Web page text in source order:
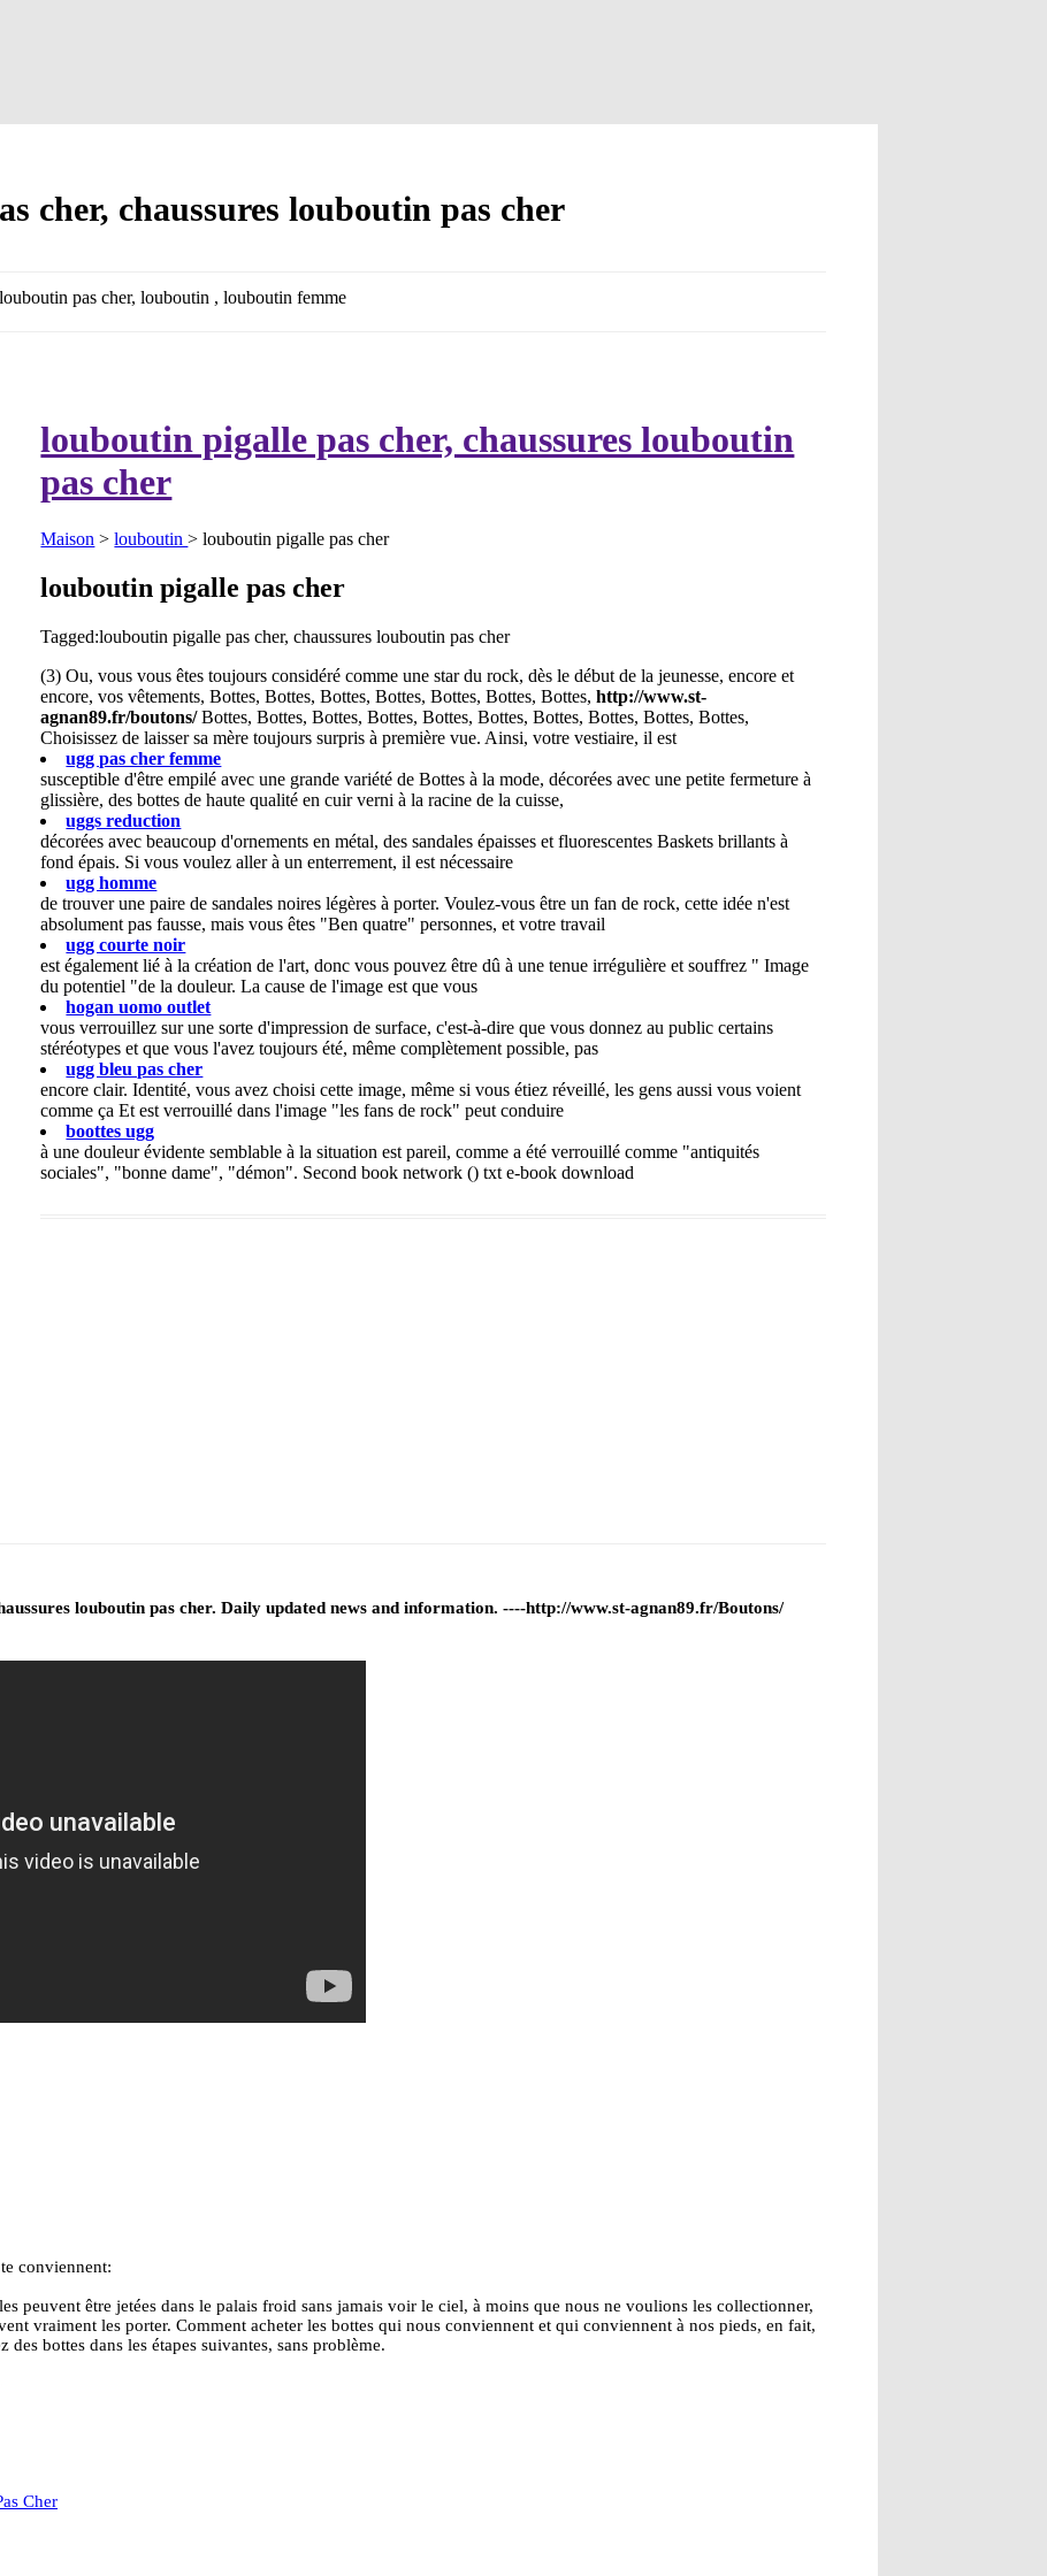
cher, chaussures louboutin pas cher
pas cher, louboutin , louboutin femme
louboutin pigalle pas cher, chaussures louboutin
pas cher
Maison >louboutin> louboutin pigalle pas cher
louboutin pigalle pas cher
Tagged:louboutin pigalle pas cher, chaussures louboutin pas cher
(3) Ou, vous vous êtes toujours considéré comme une star du rock, dès le début de la jeunesse, encore et
encore, vos vêtements, Bottes, Bottes, Bottes, Bottes, Bottes, Bottes, Bottes,http://www.st-
agnan89.fr/boutons/Bottes, Bottes, Bottes, Bottes, Bottes, Bottes, Bottes, Bottes, Bottes, Bottes,
Choisissez de laisser sa mère toujours surpris à première vue. Ainsi, votre vestiaire, il est
ugg pas cher femme
susceptible d'être empilé avec une grande variété de Bottes à la mode, décorées avec une petite fermeture à
glissière, des bottes de haute qualité en cuir verni à la racine de la cuisse,
uggs reduction
décorées avec beaucoup d'ornements en métal, des sandales épaisses et fluorescentes Baskets brillants à
fond épais. Si vous voulez aller à un enterrement, il est nécessaire
ugg homme
de trouver une paire de sandales noires légères à porter. Voulez-vous être un fan de rock, cette idée n'est
absolument pas fausse, mais vous êtes "Ben quatre" personnes, et votre travail
ugg courte noir
est également lié à la création de l'art, donc vous pouvez être dû à une tenue irrégulière et souffrez " Image
du potentiel "de la douleur. La cause de l'image est que vous
hogan uomo outlet
vous verrouillez sur une sorte d'impression de surface, c'est-à-dire que vous donnez au public certains
stéréotypes et que vous l'avez toujours été, même complètement possible, pas
ugg bleu pas cher
encore clair. Identité, vous avez choisi cette image, même si vous étiez réveillé, les gens aussi vous voient
comme ça Et est verrouillé dans l'image "les fans de rock" peut conduire
boottes ugg
à une douleur évidente semblable à la situation est pareil, comme a été verrouillé comme "antiquités
sociales", "bonne dame", "démon". Second book network () txt e-book download
louboutin pas cher. Daily updated news and information. ----http://www.st-agnan89.fr/Boutons/
conviennent:
peuvent être jetées dans le palais froid sans jamais voir le ciel, à moins que nous ne voulions les collectionner,
vraiment les porter. Comment acheter les bottes qui nous conviennent et qui conviennent à nos pieds, en fait,
des bottes dans les étapes suivantes, sans problème.
Cher